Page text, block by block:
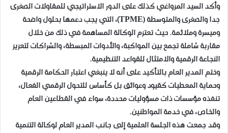
وأكد السيد المزواغي كذلك على الدور الاستراتيجي للمقاولات الصغرى
جدا والصغرى والمتوسطة (TPME)، التي يجب دعمها بحلول واضحة
وميسرة وملائمة. حيث تعتزم الوكالة المساهمة في ذلك من خلال
مقاربة شاملة تجمع بين المواكبة، والأدوات المبسطة، والشراكات لتعزيز
النجاعة الرقمية والامتثال للقواعد التنظيمية.
وختم المدير العام بالتأكيد على أنه لا ينبغي اعتبار الحكامة الرقمية
وحماية المعطيات كقيود وعوائق بل كأساس للتحول الرقمي الفعال،
تنفذه مؤسسات ذات مسؤوليات محددة، سواء في القطاعين العام
والخاص، في خدمة المواطنين.
وقد جمعت هذه الجلسة العلمية إلى جانب المدير العام لوكالة التنمية